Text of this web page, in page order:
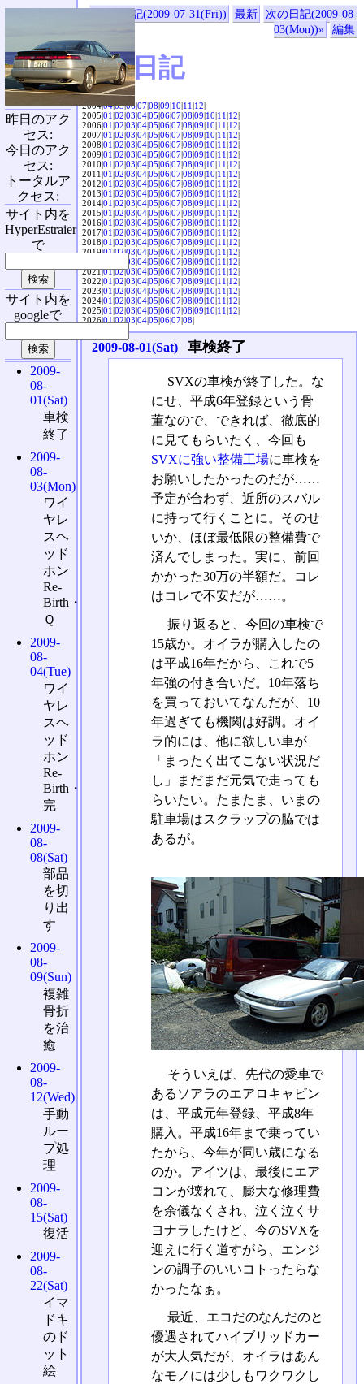
«前の日記(2009-07-31(Fri)) 最新
次の日記(2009-08-
03(Mon))»
編集
SVX日記
2004|04|05|06|07|08|09|10|11|12|
2005|01|02|03|04|05|06|07|08|09|10|11|12|
2006|01|02|03|04|05|06|07|08|09|10|11|12|
2007|01|02|03|04|05|06|07|08|09|10|11|12|
2008|01|02|03|04|05|06|07|08|09|10|11|12|
2009|01|02|03|04|05|06|07|08|09|10|11|12|
2010|01|02|03|04|05|06|07|08|09|10|11|12|
2011|01|02|03|04|05|06|07|08|09|10|11|12|
2012|01|02|03|04|05|06|07|08|09|10|11|12|
2013|01|02|03|04|05|06|07|08|09|10|11|12|
2014|01|02|03|04|05|06|07|08|09|10|11|12|
2015|01|02|03|04|05|06|07|08|09|10|11|12|
2016|01|02|03|04|05|06|07|08|09|10|11|12|
2017|01|02|03|04|05|06|07|08|09|10|11|12|
2018|01|02|03|04|05|06|07|08|09|10|11|12|
2019|01|02|03|04|05|06|07|08|09|10|11|12|
03|04|05|06|07|08|09|10|11|12|
2021|01|02|03|04|05|06|07|08|09|10|11|12|
2022|01|02|03|04|05|06|07|08|09|10|11|12|
2023|01|02|03|04|05|06|07|08|09|10|11|12|
2024|01|02|03|04|05|06|07|08|09|10|11|12|
2025|01|02|03|04|05|06|07|08|09|10|11|12|
2026|01|02|03|04|05|06|07|08|
2009-08-01(Sat) 車検終了
SVXの車検が終了した。な
にせ、平成6年登録という骨
董なので、できれば、徹底的
に見てもらいたく、今回も
SVXに強い整備工場に車検を
お願いしたかったのだが……
予定が合わず、近所のスバル
に持って行くことに。そのせ
いか、ほぼ最低限の整備費で
済んでしまった。実に、前回
かかった30万の半額だ。コレ
はコレで不安だが……。
振り返ると、今回の車検で
15歳か。オイラが購入したの
は平成16年だから、これで5
年強の付き合いだ。10年落ち
を買っておいてなんだが、10
年過ぎても機関は好調。オイ
ラ的には、他に欲しい車が
「まったく出てこない状況だ
し」まだまだ元気で走っても
らいたい。たまたま、いまの
駐車場はスクラップの脇では
あるが。
そういえば、先代の愛車で
あるソアラのエアロキャビン
は、平成元年登録、平成8年
購入。平成16年まで乗ってい
たから、今年が同い歳になる
のか。アイツは、最後にエア
コンが壊れて、膨大な修理費
を余儀なくされ、泣く泣くサ
ヨナラしたけど、今のSVXを
迎えに行く道すがら、エンジ
ンの調子のいいコトったらな
かったなぁ。
最近、エコだのなんだのと
優遇されてハイブリッドカー
が大人気だが、オイラはあん
なモノには少しもワクワクし
昨日のアク
セス:
今日のアク
セス:
トータルア
クセス:
サイト内を
HyperEstraier
で
サイト内を
googleで
2009-
08-
01(Sat)
車検
終了
2009-
08-
03(Mon)
ワイ
ヤレ
スヘ
ッド
ホン
Re-
Birth・
Ｑ
2009-
08-
04(Tue)
ワイ
ヤレ
スヘ
ッド
ホン
Re-
Birth・
完
2009-
08-
08(Sat)
部品
を切
り出
す
2009-
08-
09(Sun)
複雑
骨折
を治
癒
2009-
08-
12(Wed)
手動
ルー
プ処
理
2009-
08-
15(Sat)
復活
2009-
08-
22(Sat)
イマ
ドキ
のド
ット
絵